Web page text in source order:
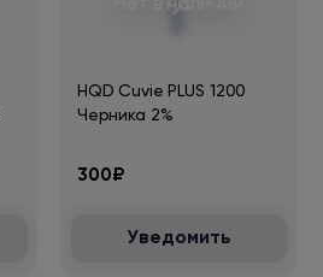
Нет в наличии
HQD Cuvie PLUS 1200
Черника 2%
300₽
Уведомить